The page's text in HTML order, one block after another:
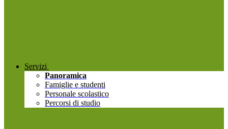
Servizi
Panoramica
Famiglie e studenti
Personale scolastico
Percorsi di studio